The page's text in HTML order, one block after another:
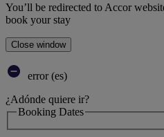
You’ll be redirected to Accor
book your stay
Close window
error (es)
¿Adónde quiere ir?
Booking Dates